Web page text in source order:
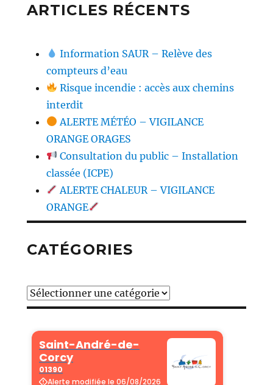
ARTICLES RÉCENTS
Information SAUR – Relève des
compteurs d’eau
Risque incendie : accès aux chemins
interdit
ALERTE MÉTÉO – VIGILANCE
ORANGE ORAGES
Consultation du public – Installation
classée (ICPE)
ALERTE CHALEUR – VIGILANCE
ORANGE
CATÉGORIES
Catégories